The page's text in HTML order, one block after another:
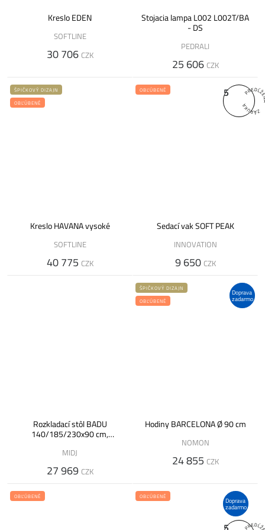
Kreslo EDEN
SOFTLINE
30 706 CZK
Stojacia lampa L002 L002T/BA
- DS
PEDRALI
25 606 CZK
ŠPIČKOVÝ DIZAJN
OBĽÚBENÉ
Kreslo HAVANA vysoké
SOFTLINE
40 775 CZK
5
OBĽÚBENÉ
Sedací vak SOFT PEAK
INNOVATION
9 650 CZK
Rozkladací stôl BADU
140/185/230x90 cm,
MIDJ
27 969 CZK
Doprava
zadarmo
ŠPIČKOVÝ DIZAJN
OBĽÚBENÉ
Hodiny BARCELONA Ø 90 cm
NOMON
24 855 CZK
OBĽÚBENÉ Doprava
zadarmo
OBĽÚBENÉ